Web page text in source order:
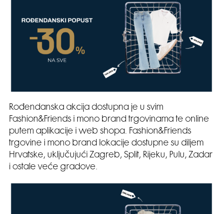
Rođendanska akcija dostupna je u svim
Fashion&Friends i mono brand trgovinama te online
putem aplikacije i web shopa. Fashion&Friends
trgovine i mono brand lokacije dostupne su diljem
Hrvatske, uključujući Zagreb, Split, Rijeku, Pulu, Zadar
i ostale veće gradove.